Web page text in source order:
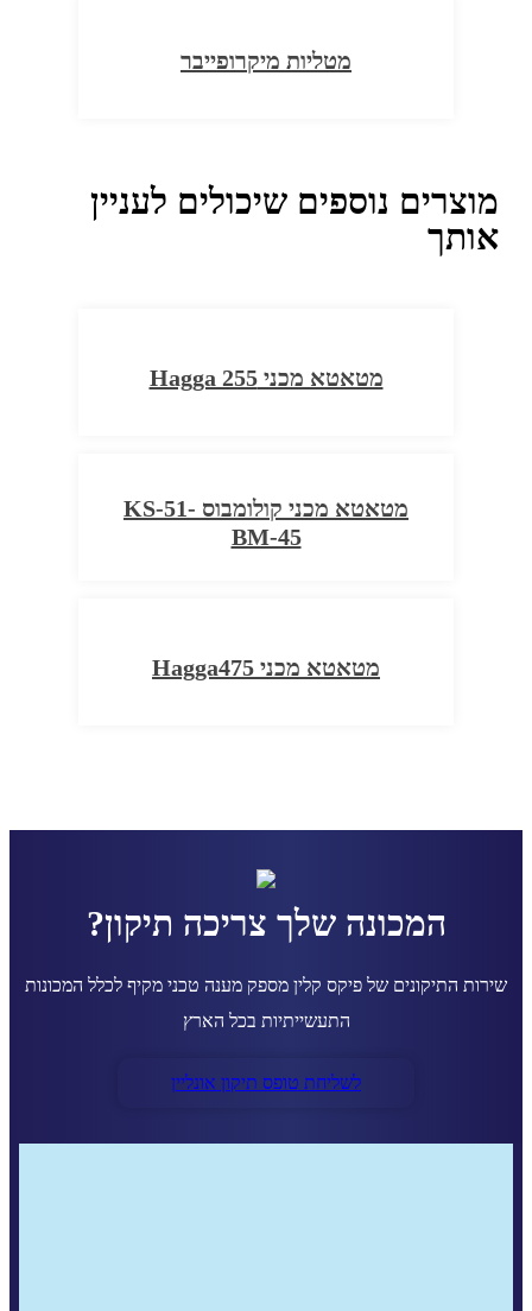
מטליות מיקרופייבר
מוצרים נוספים שיכולים לעניין
אותך
מטאטא מכני Hagga 255
מטאטא מכני קולומבוס KS-51-
BM-45
מטאטא מכני Hagga475
המכונה שלך צריכה תיקון?
שירות התיקונים של פיקס קלין מספק מענה טכני מקיף לכלל המכונות
התעשייתיות בכל הארץ
לשליחת טופס תיקון אונליין